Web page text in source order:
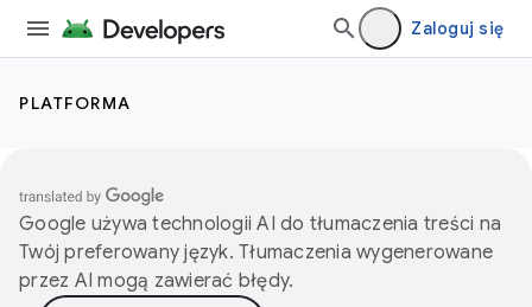
Zaloguj się
PLATFORMA
Google używa technologii AI do tłumaczenia treści na
Twój preferowany język. Tłumaczenia wygenerowane
przez AI mogą zawierać błędy.